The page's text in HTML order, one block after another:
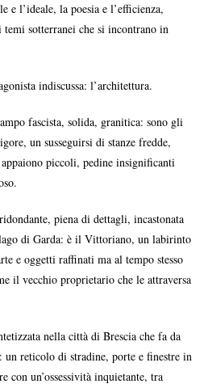
e l’ideale, la poesia e l’efficienza,
sotterranei che si incontrano in
indiscussa: l’architettura.
fascista, solida, granitica: sono gli
un susseguirsi di stanze fredde,
piccoli, pedine insignificanti
piena di dettagli, incastonata
di Garda: è il Vittoriano, un labirinto
e oggetti raffinati ma al tempo stesso
il vecchio proprietario che le attraversa
nella città di Brescia che fa da
un reticolo di stradine, porte e finestre in
con un’ossessività inquietante, tra